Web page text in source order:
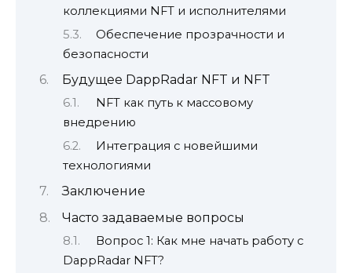
коллекциями NFT и исполнителями
Обеспечение прозрачности и
безопасности
Будущее DappRadar NFT и NFT
NFT как путь к массовому
внедрению
Интеграция с новейшими
технологиями
Заключение
Часто задаваемые вопросы
Вопрос 1: Как мне начать работу с
DappRadar NFT?